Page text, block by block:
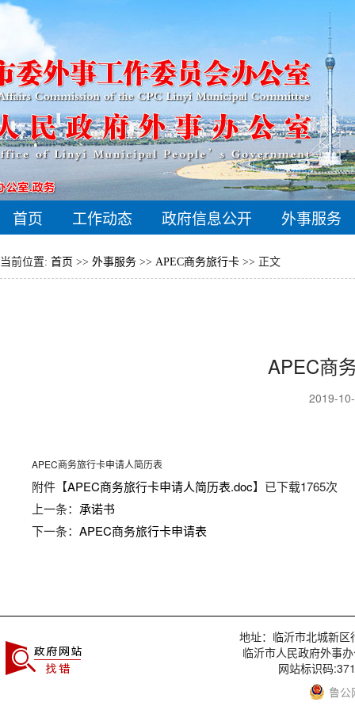
首页 工作动态 政府信息公开 外事服务
当前位置: 首页 >> 外事服务 >> APEC商务旅行卡 >> 正文
APEC商
2019-
APEC商务旅行卡申请人简历表
附件【APEC商务旅行卡申请人简历表.doc】已下载1765次
上一条： 承诺书
下一条： APEC商务旅行卡申请表
地址：临沂市北城新
临沂市人民政府外事
网站标识码
鲁公